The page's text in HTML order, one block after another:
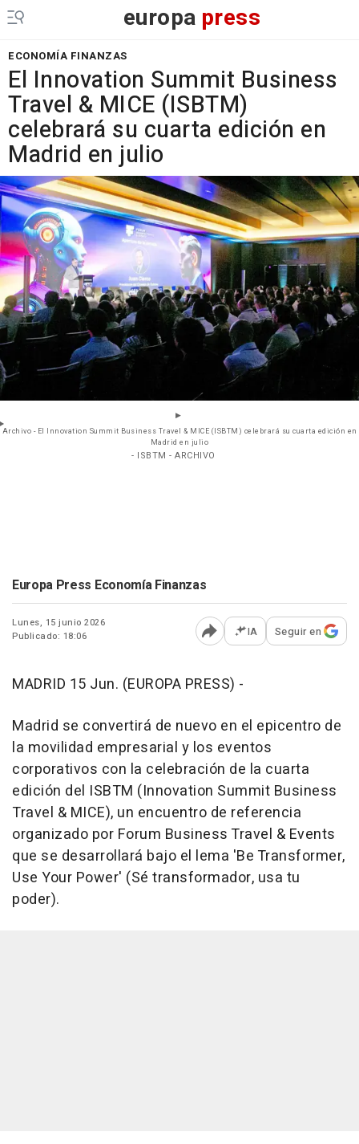
europa press
ECONOMÍA FINANZAS
El Innovation Summit Business
Travel & MICE (ISBTM)
celebrará su cuarta edición en
Madrid en julio
Archivo - El Innovation Summit Business Travel & MICE (ISBTM) celebrará su cuarta edición en
Madrid en julio
- ISBTM - ARCHIVO
Europa Press Economía Finanzas
Lunes, 15 junio 2026
Publicado: 18:06
Abrir opciones para
IA Seguir en
MADRID 15 Jun. (EUROPA PRESS) -
Madrid se convertirá de nuevo en el epicentro de
la movilidad empresarial y los eventos
corporativos con la celebración de la cuarta
edición del ISBTM (Innovation Summit Business
Travel & MICE), un encuentro de referencia
organizado por Forum Business Travel & Events
que se desarrollará bajo el lema 'Be Transformer,
Use Your Power' (Sé transformador, usa tu
poder).